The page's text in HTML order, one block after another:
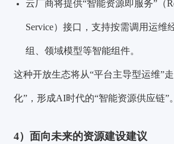
云厂商将提供“智能资源即服务”（
Service）接口，支持按需调用运维
组、领域模型等智能组件。
这种开放生态将从“平台主导型运维”
化”，形成AI时代的“智能资源供应链”。
4）面向未来的资源建设建议